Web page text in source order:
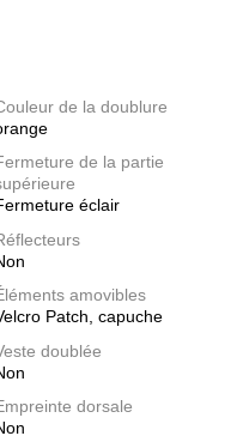
de la doublure
de la partie
éclair
amovibles
Patch, capuche
doublée
dorsale